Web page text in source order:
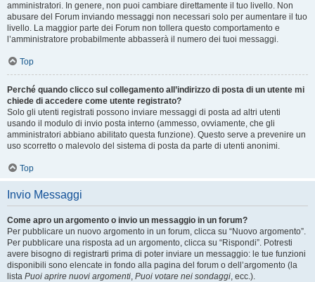
amministratori. In genere, non puoi cambiare direttamente il tuo livello. Non
abusare del Forum inviando messaggi non necessari solo per aumentare il tuo
livello. La maggior parte dei Forum non tollera questo comportamento e
l’amministratore probabilmente abbasserà il numero dei tuoi messaggi.
Top
Perché quando clicco sul collegamento all’indirizzo di posta di un utente mi
chiede di accedere come utente registrato?
Solo gli utenti registrati possono inviare messaggi di posta ad altri utenti
usando il modulo di invio posta interno (ammesso, ovviamente, che gli
amministratori abbiano abilitato questa funzione). Questo serve a prevenire un
uso scorretto o malevolo del sistema di posta da parte di utenti anonimi.
Top
Invio Messaggi
Come apro un argomento o invio un messaggio in un forum?
Per pubblicare un nuovo argomento in un forum, clicca su “Nuovo argomento”.
Per pubblicare una risposta ad un argomento, clicca su “Rispondi”. Potresti
avere bisogno di registrarti prima di poter inviare un messaggio: le tue funzioni
disponibili sono elencate in fondo alla pagina del forum o dell’argomento (la
lista Puoi aprire nuovi argomenti, Puoi votare nei sondaggi, ecc.).